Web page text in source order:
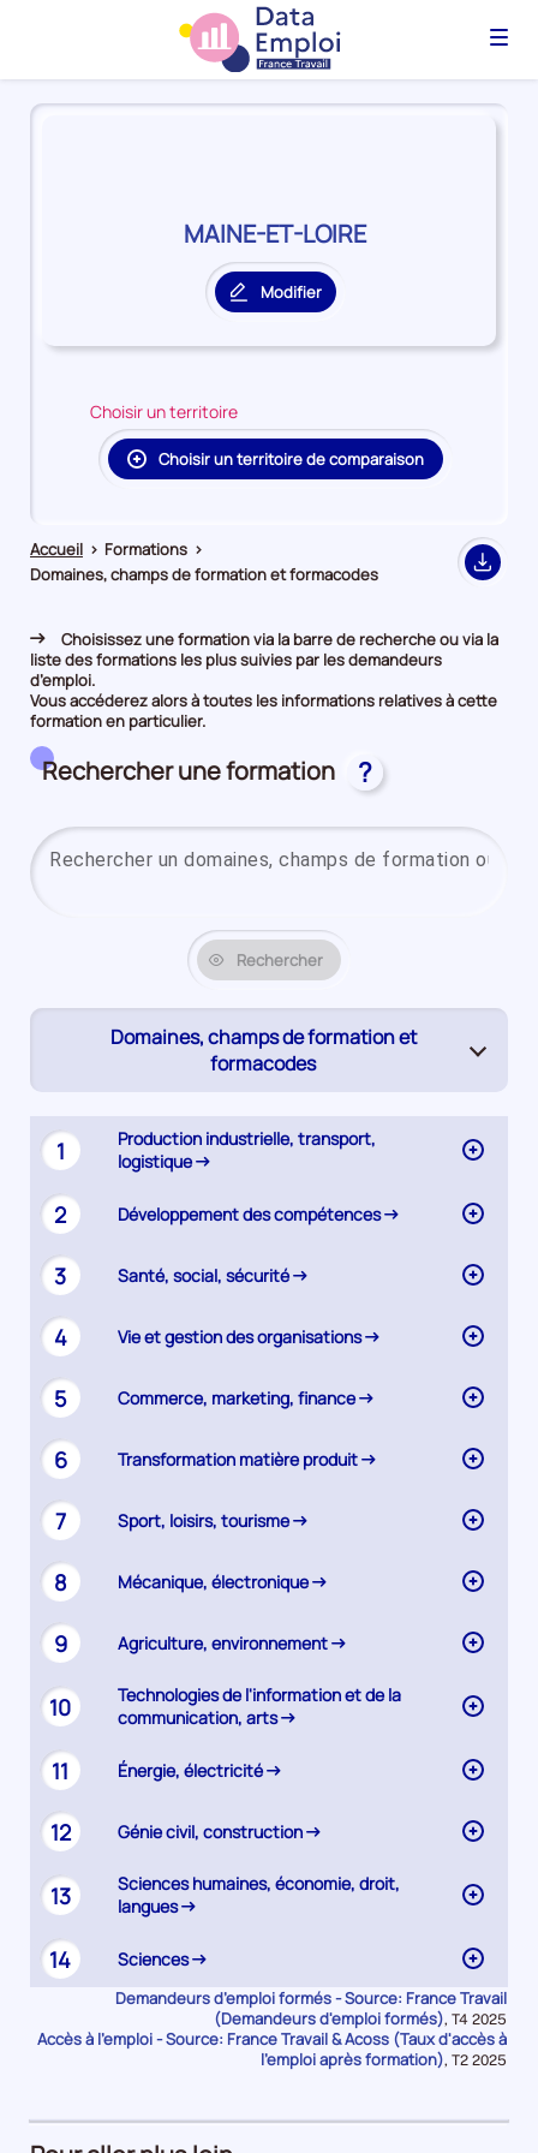
Menu
Panorama
MAINE-ET-LOIRE
Modifier
le
principal
Choisir un territoire
Choisir un territoire de comparaison
Accueil > Formations >
Domaines, champs de formation et formacodes
Export
Choisissez une formation via la barre de recherche ou via la
liste des formations les plus suivies par les demandeurs
d’emploi.
Vous accéderez alors à toutes les informations relatives à cette
formation en particulier.
Rechercher une formation ?
Rechercher
Domaines, champs de formation et
formacodes
(page
1
Production industrielle, transport,
logistique
2 Développement des compétences
3 Santé, social, sécurité
4 Vie et gestion des organisations
5 Commerce, marketing, finance
6 Transformation matière produit
7 Sport, loisirs, tourisme
8 Mécanique, électronique
9 Agriculture, environnement
10
Technologies de l'information et de la
communication, arts
11 Énergie, électricité
12 Génie civil, construction
13
Sciences humaines, économie, droit,
langues
14 Sciences
Demandeurs d’emploi formés - Source: France Travail
(Demandeurs d'emploi formés), Données
pour
la
T4 2025
Accès à l’emploi - Source: France Travail & Acoss (Taux d'accès à
l'emploi après formation), Données
T2 2025